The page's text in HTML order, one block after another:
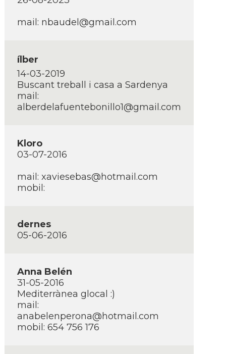
mail: nbaudel@gmail.com
ílber
14-03-2019
Buscant treball i casa a Sardenya
mail:
alberdelafuentebonillo1@gmail.com
Kloro
03-07-2016
mail: xaviesebas@hotmail.com
mobil:
dernes
05-06-2016
Anna Belén
31-05-2016
Mediterrànea glocal :)
mail:
anabelenperona@hotmail.com
mobil: 654 756 176